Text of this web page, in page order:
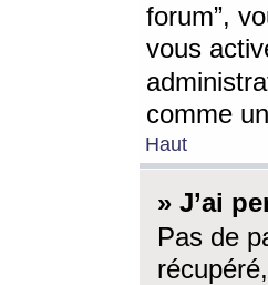
forum”,
vous
comme
Haut
» J’ai
Pas de